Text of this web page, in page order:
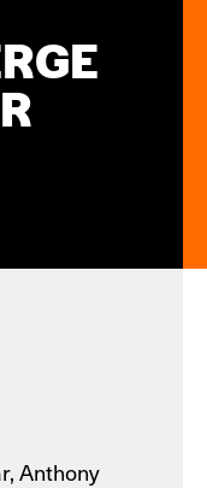
Anthony